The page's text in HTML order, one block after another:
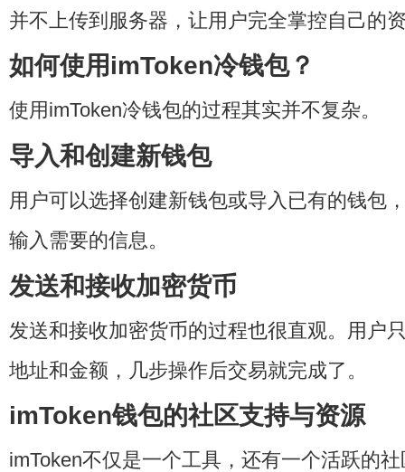
并不上传到服务器，让用户完全掌控自己的
如何使用imToken冷钱包？
使用imToken冷钱包的过程其实并不复杂。
导入和创建新钱包
用户可以选择创建新钱包或导入已有的钱包
输入需要的信息。
发送和接收加密货币
发送和接收加密货币的过程也很直观。用户
地址和金额，几步操作后交易就完成了。
imToken钱包的社区支持与资源
imToken不仅是一个工具，还有一个活跃的